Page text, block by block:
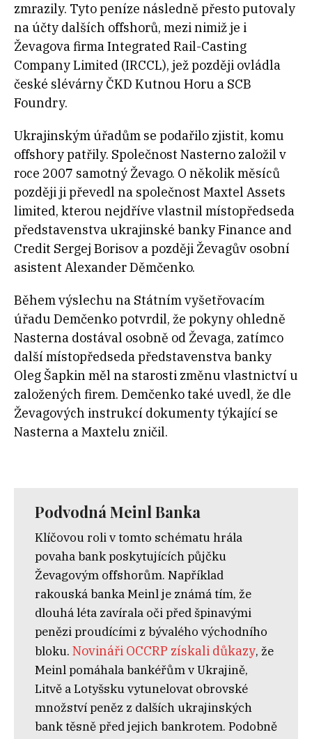
zmrazily. Tyto peníze následně přesto putovaly
na účty dalších offshorů, mezi nimiž je i
Ževagova firma Integrated Rail-Casting
Company Limited (IRCCL), jež později ovládla
české slévárny ČKD Kutnou Horu a SCB
Foundry.
Ukrajinským úřadům se podařilo zjistit, komu
offshory patřily. Společnost Nasterno založil v
roce 2007 samotný Ževago. O několik měsíců
později ji převedl na společnost Maxtel Assets
limited, kterou nejdříve vlastnil místopředseda
představenstva ukrajinské banky Finance and
Credit Sergej Borisov a později Ževagův osobní
asistent Alexander Děmčenko.
Během výslechu na Státním vyšetřovacím
úřadu Demčenko potvrdil, že pokyny ohledně
Nasterna dostával osobně od Ževaga, zatímco
další místopředseda představenstva banky
Oleg Šapkin měl na starosti změnu vlastnictví u
založených firem. Demčenko také uvedl, že dle
Ževagových instrukcí dokumenty týkající se
Nasterna a Maxtelu zničil.
Podvodná Meinl Banka
Klíčovou roli v tomto schématu hrála
povaha bank poskytujících půjčku
Ževagovým offshorům. Například
rakouská banka Meinl je známá tím, že
dlouhá léta zavírala oči před špinavými
penězi proudícími z bývalého východního
bloku. Novináři OCCRP získali důkazy, že
Meinl pomáhala bankéřům v Ukrajině,
Litvě a Lotyšsku vytunelovat obrovské
množství peněz z dalších ukrajinských
bank těsně před jejich bankrotem. Podobně